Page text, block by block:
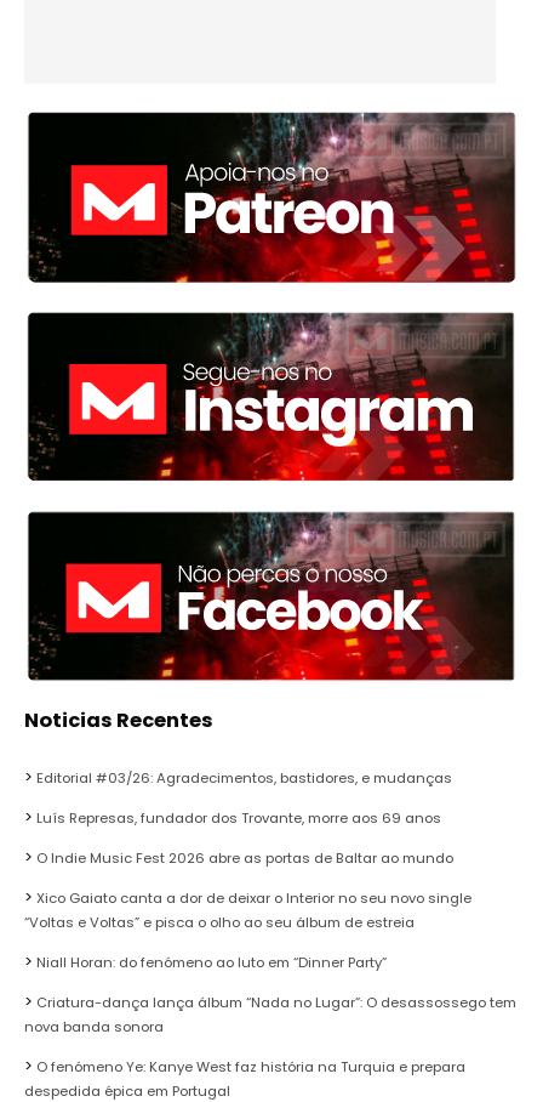
Noticias Recentes
Editorial #03/26: Agradecimentos, bastidores, e mudanças
Luís Represas, fundador dos Trovante, morre aos 69 anos
O Indie Music Fest 2026 abre as portas de Baltar ao mundo
Xico Gaiato canta a dor de deixar o Interior no seu novo single
“Voltas e Voltas” e pisca o olho ao seu álbum de estreia
Niall Horan: do fenómeno ao luto em “Dinner Party”
Criatura-dança lança álbum “Nada no Lugar”: O desassossego tem
nova banda sonora
O fenómeno Ye: Kanye West faz história na Turquia e prepara
despedida épica em Portugal